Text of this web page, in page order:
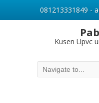
Kusen Upvc
081213331849 -